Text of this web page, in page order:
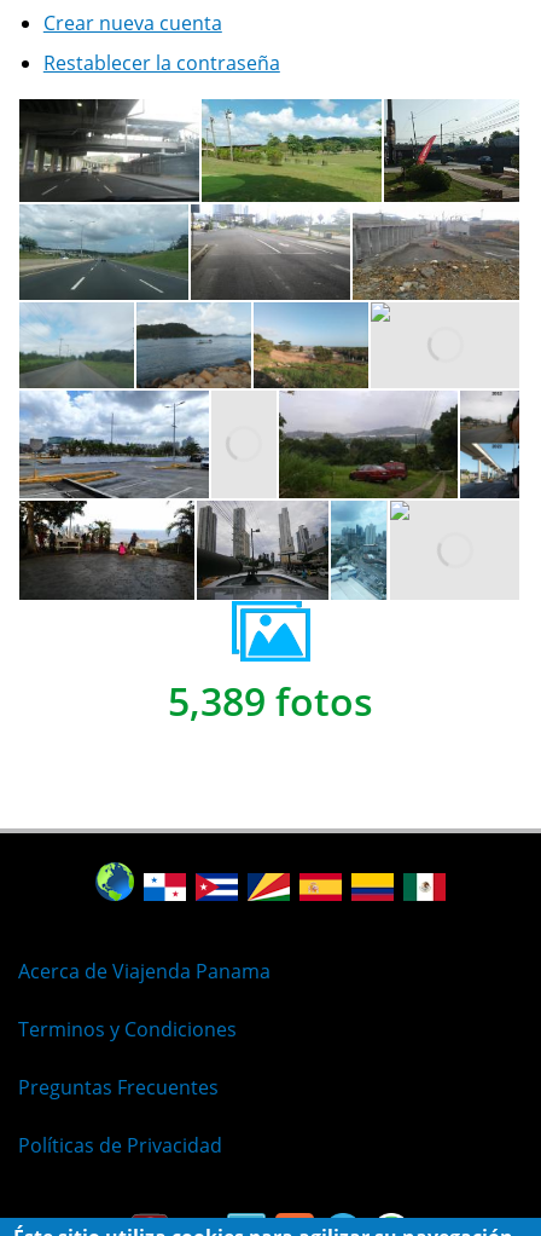
Crear nueva cuenta
Restablecer la contraseña
5,389 fotos
Acerca de Viajenda Panama
Terminos y Condiciones
Preguntas Frecuentes
Políticas de Privacidad